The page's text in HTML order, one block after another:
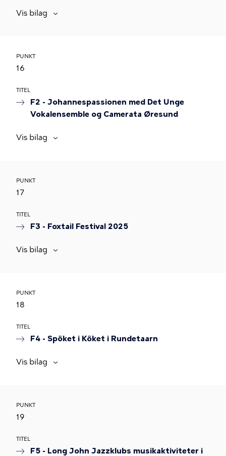
Vis bilag
PUNKT
16
TITEL
F2 - Johannespassionen med Det Unge
Vokalensemble og Camerata Øresund
Vis bilag
PUNKT
17
TITEL
F3 - Foxtail Festival 2025
Vis bilag
PUNKT
18
TITEL
F4 - Spöket i Köket i Rundetaarn
Vis bilag
PUNKT
19
TITEL
F5 - Long John Jazzklubs musikaktiviteter i